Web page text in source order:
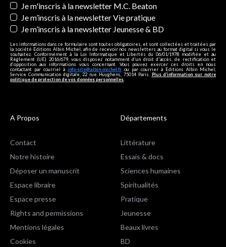
Je m'inscris à la newsletter M.C. Beaton
Je m’inscris à la newsletter Vie pratique
Je m’inscris à la newsletter Jeunesse & BD
Les informations dans ce formulaire sont toutes obligatoires, et sont collectées et traitées par
la société Editions Albin Michel, afin de recevoir nos newsletters au format digital si vous le
souhaitez. Conformément à la Loi Informatique et Libertés du 06/01/1978 modifiée et au
Règlement (UE) 2016/679, vous disposez notamment d'un droit d'accès, de rectification et
d’opposition aux informations vous concernant. Vous pouvez exercer ces droits en nous
contactant par courriel à info-site@albin-michel.fr ou par courrier à Editions Albin Michel,
Service Communication digitale, 22 rue Huyghens, 75014 Paris. Plus d’information sur notre
politique de protection de vos données personnelles
A Propos
Contact
Notre histoire
Déposer un manuscrit
Espace libraire
Espace presse
Rights and permissions
Mentions légales
Cookies
Départements
Littérature
Essais & docs
Sciences humaines
Spiritualités
Pratique
Jeunesse
Beaux livres
BD